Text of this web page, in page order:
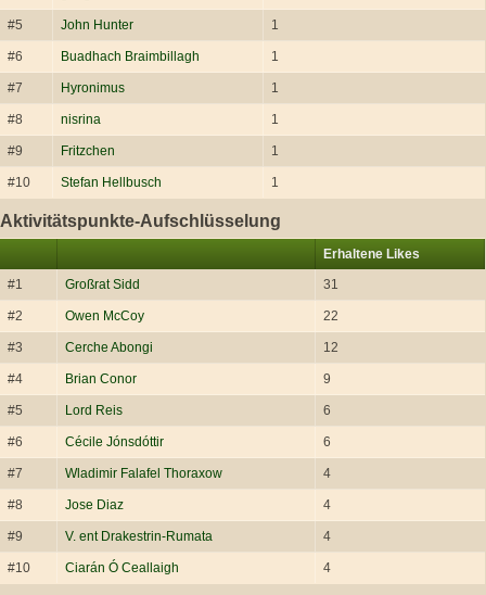
#5 John Hunter 1
#6 Buadhach Braimbillagh 1
#7 Hyronimus 1
#8 nisrina 1
#9 Fritzchen 1
#10 Stefan Hellbusch 1
Aktivitätspunkte-Aufschlüsselung
Erhaltene Likes
#1 Großrat Sidd 31
#2 Owen McCoy 22
#3 Cerche Abongi 12
#4 Brian Conor 9
#5 Lord Reis 6
#6 Cécile Jónsdóttir 6
#7 Wladimir Falafel Thoraxow 4
#8 Jose Diaz 4
#9 V. ent Drakestrin-Rumata 4
#10 Ciarán Ó Ceallaigh 4